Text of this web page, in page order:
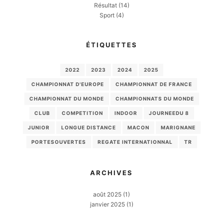
Résultat(14)
Sport(4)
ÉTIQUETTES
2022 2023 2024 2025
CHAMPIONNAT D'EUROPE CHAMPIONNAT DE FRANCE
CHAMPIONNAT DU MONDE CHAMPIONNATS DU MONDE
CLUB COMPETITION INDOOR JOURNEEDU 8
JUNIOR LONGUE DISTANCE MACON MARIGNANE
PORTESOUVERTES REGATE INTERNATIONNAL TR
ARCHIVES
août 2025 (1)
janvier 2025(1)